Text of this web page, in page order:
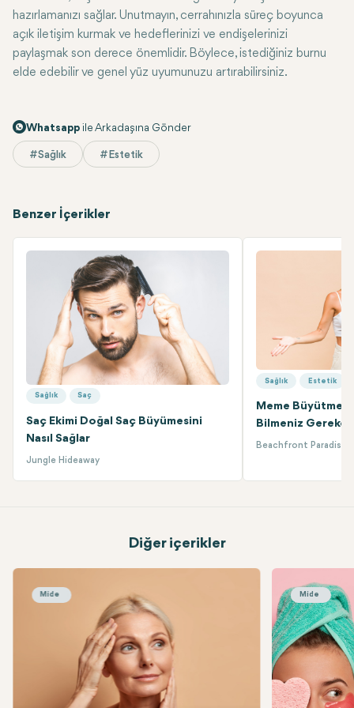
hazırlamanızı sağlar. Unutmayın, cerrahınızla süreç boyunca
açık iletişim kurmak ve hedeflerinizi ve endişelerinizi
paylaşmak son derece önemlidir. Böylece, istediğiniz burnu
elde edebilir ve genel yüz uyumunuzu artırabilirsiniz.
#Sağlık #Estetik
Whatsapp ile Arkadaşına Gönder
Benzer İçerikler
Sağlık Saç
Saç Ekimi Doğal Saç Büyümesini
Nasıl Sağlar
Jungle Hideaway
Sağlık Estetik
Meme Büyütme
Bilmeniz
Beachfront Paradise
Diğer içerikler
Sağlık
Mide Sağlık
Mide